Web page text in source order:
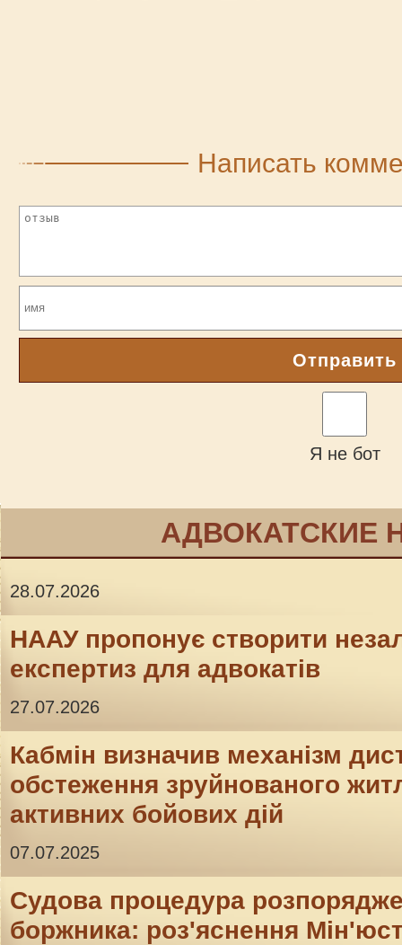
Написать
Отправить
Я не бот
АДВОКАТСКИЕ
28.07.2026
НААУ пропонує створити
експертиз для адвокатів
27.07.2026
Кабмін визначив механізм
обстеження зруйнованого
активних бойових дій
07.07.2025
Судова процедура
боржника: роз'яснення